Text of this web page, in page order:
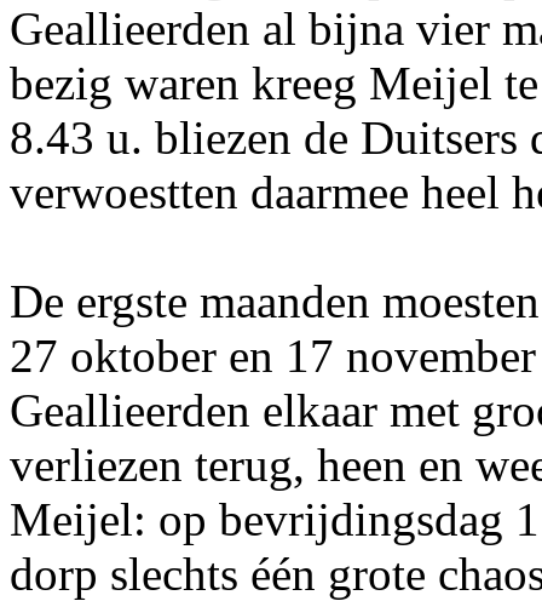
Geallieerden al bijna vier
bezig waren kreeg Meijel
8.43 u. bliezen de
verwoestten daarmee heel
De ergste maanden
27 oktober en 17
Geallieerden elkaar met
verliezen terug, heen en
Meijel: op bevrijdingsdag
dorp slechts één grote